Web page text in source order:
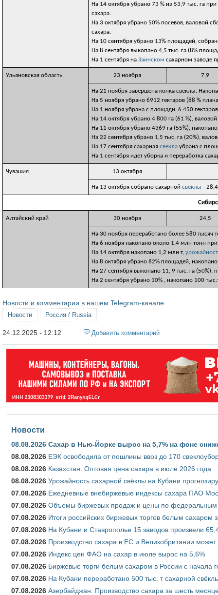
На 14 октября убрано 73 % из 53,9 тыс. га
сахара.
На 3 октября убрано 50% посевов, валовой
сахара.
На 10 сентября убрано 13% площадей,
На 8 сентября выкопано 4,5 тыс. га (8%
На 1 сентября на Заинском сахарном заводе
Ульяновская область 23 ноября 7,9
На 21 ноября завершена копка свёклы.
На 5 ноября убрано 6912 гектаров (88 %
На 1 ноября убрана с площади 6 450
На 14 октября убрано 4 800 га (61 %),
На 11 октября убрано 4369 га (55%),
На 22 сентября убрано 1,5 тыс. га (20%),
На 17 сентября cахарная свекла убрана с
На 1 сентября идет уборка и переработка
Чувашия 13 октября
На 13 октября собрано сахарной свеклы -
Алтайский край 30 ноября 24,5
На 30 ноября переработано более 580 тысяч
На 6 ноября накопано около 1,4 млн тонн
На 14 октября накопано 1,2 млн т,
На 8 октября убрано 82% площадей,
На 27 сентября выкопано 11, 9 тыс. га (50%),
На 2 сентября убрано 10% , накопано 100
Новости и комментарии в нашем Telegram-канале
Новости Россия / Russia
24.12.2025 - 12:12 Добавить комментарий
Новости
08.08.2026 Сахар в Нью-Йорке вырос на 5,7% на фоне
08.08.2026 ЕЭК освободила от пошлины ввоз до 170
08.08.2026 Казахстан: Оптовая цена сахара в июле 2026 года
08.08.2026 Урожайность сахарной свёклы на Кубани
07.08.2026 Ежедневные внебиржевые индексы сахара ПАО
07.08.2026 Объемы биржевых продаж и цены по федеральным
07.08.2026 Итоги российских биржевых торгов белым сахаром
07.08.2026 На Кубани и Ставрополье 15 заводов произвели
07.08.2026 Производство сахара в ЕС и Великобритании
07.08.2026 Индекс цен ФАО на сахар в июле вырос на 5,6%
07.08.2026 Биржевые торги белым сахаром в России с начала
07.08.2026 На Кубани переработано 500 тыс. т сахарной
07.08.2026 Азербайджан: Производство сахара за шесть